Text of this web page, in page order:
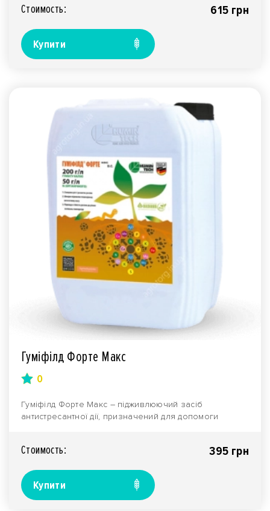
Стоимость: 615 грн
Купити
Гуміфілд Форте Макс
0
Гуміфілд Форте Макc – підживлюючий засіб
антистресантної дії, призначений для допомоги
Стоимость: 395 грн
Купити